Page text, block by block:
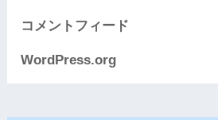
コメントフィード
WordPress.org